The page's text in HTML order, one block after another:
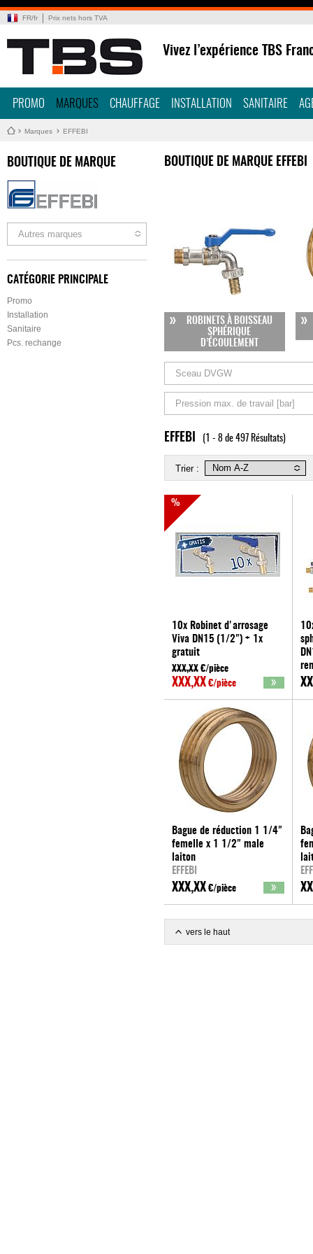
FR/fr Prix nets hors TVA
Vivez l’expérience TBS
PROMO MARQUES CHAUFFAGE INSTALLATION SANITAIRE
Marques EFFEBI
BOUTIQUE DE MARQUE
Autres marques
CATÉGORIE PRINCIPALE
Promo
Installation
Sanitaire
Pcs. rechange
BOUTIQUE DE MARQUE EFFEBI
ROBINETS À BOISSEAU
SPHÉRIQUE
D’ÉCOULEMENT
Sceau DVGW
Pression max. de travail [bar]
EFFEBI (1 - 8 de 497 Résultats)
Trier :
%
10x Robinet d'arrosage
Viva DN15 (1/2") + 1x
gratuit
EFFEBI
XXX,XX €/pièce
XXX,XX €/pièce
Bague de réduction 1 1/4"
femelle x 1 1/2" male
laiton
EFFEBI
XXX,XX €/pièce
vers le haut